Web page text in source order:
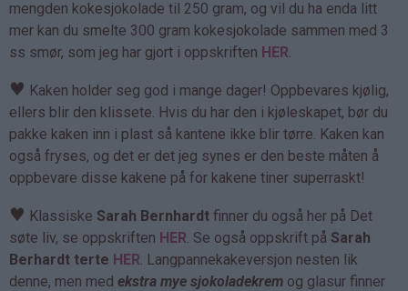
mengden kokesjokolade til 250 gram, og vil du ha enda litt
mer kan du smelte 300 gram kokesjokolade sammen med 3
ss smør, som jeg har gjort i oppskriften HER.
♥ Kaken holder seg god i mange dager! Oppbevares kjølig,
ellers blir den klissete. Hvis du har den i kjøleskapet, bør du
pakke kaken inn i plast så kantene ikke blir tørre. Kaken kan
også fryses, og det er det jeg synes er den beste måten å
oppbevare disse kakene på for kakene tiner superraskt!
♥ Klassiske Sarah Bernhardt finner du også her på Det
søte liv, se oppskriften HER. Se også oppskrift på Sarah
Berhardt terte HER. Langpannekakeversjon nesten lik
denne, men med ekstra mye sjokoladekrem og glasur finner